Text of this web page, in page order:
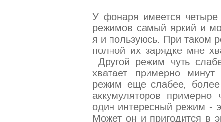
У фонаря имеется
режимов самый яркий и
я и пользуюсь. При таком
полной их зарядке мне
Другой режим чуть
хватает примерно
режим еще слабее,
аккумуляторов
один интересный режим -
Может он и пригодится в